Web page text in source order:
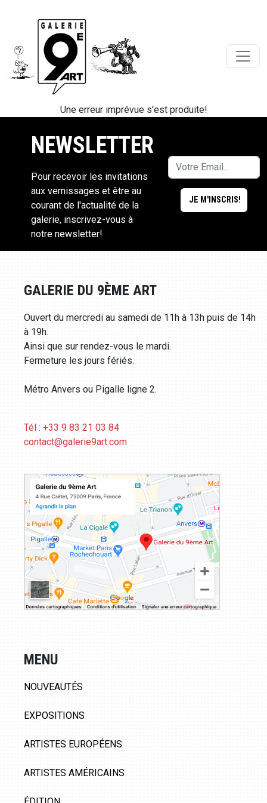
Une erreur imprévue s'est produite!
NEWSLETTER
Pour recevoir les invitations
aux vernissages et être au
courant de l'actualité de la
galerie, inscrivez-vous à
notre newsletter!
GALERIE DU 9ÈME ART
Ouvert du mercredi au samedi de 11h à 13h puis de 14h
à 19h.
Ainsi que sur rendez-vous le mardi.
Fermeture les jours fériés.
Métro Anvers ou Pigalle ligne 2.
Tél : +33 9 83 21 03 84
contact@galerie9art.com
MENU
NOUVEAUTÉS
EXPOSITIONS
ARTISTES EUROPÉENS
ARTISTES AMÉRICAINS